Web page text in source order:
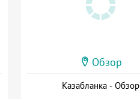
Обзор
Казабланка - Обзор